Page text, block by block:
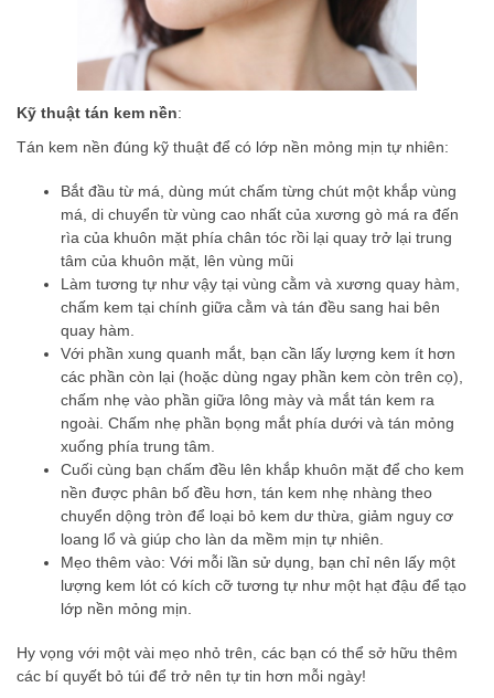
Kỹ thuật tán kem nền:
Tán kem nền đúng kỹ thuật để có lớp nền mỏng mịn tự nhiên:
Bắt đầu từ má, dùng mút chấm từng chút một khắp vùng
má, di chuyển từ vùng cao nhất của xương gò má ra đến
rìa của khuôn mặt phía chân tóc rồi lại quay trở lại trung
tâm của khuôn mặt, lên vùng mũi
Làm tương tự như vậy tại vùng cằm và xương quay hàm,
chấm kem tại chính giữa cằm và tán đều sang hai bên
quay hàm.
Với phần xung quanh mắt, bạn cần lấy lượng kem ít hơn
các phần còn lại (hoặc dùng ngay phần kem còn trên cọ),
chấm nhẹ vào phần giữa lông mày và mắt tán kem ra
ngoài. Chấm nhẹ phần bọng mắt phía dưới và tán mỏng
xuống phía trung tâm.
Cuối cùng bạn chấm đều lên khắp khuôn mặt để cho kem
nền được phân bố đều hơn, tán kem nhẹ nhàng theo
chuyển dộng tròn để loại bỏ kem dư thừa, giảm nguy cơ
loang lổ và giúp cho làn da mềm mịn tự nhiên.
Mẹo thêm vào: Với mỗi lần sử dụng, bạn chỉ nên lấy một
lượng kem lót có kích cỡ tương tự như một hạt đậu để tạo
lớp nền mỏng mịn.
Hy vọng với một vài mẹo nhỏ trên, các bạn có thể sở hữu thêm
các bí quyết bỏ túi để trở nên tự tin hơn mỗi ngày!